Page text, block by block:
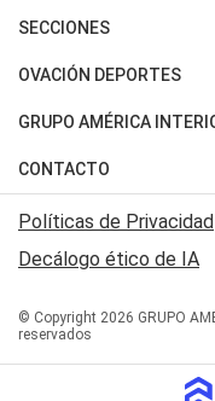
Últimas Noticias
Política
Judiciales
Economia
SECCIONES
Horóscopo
Motores
Trucos caseros
Series y Películas
Edictos y Solicitadas
OVACIÓN DEPORTES
Fútbol
Mundial
Automovilismo
Rugby
Básquet
GRUPO AMÉRICA
Canal 7 en Vivo
San Juan 8
CONTACTO
Acerca de Nosotros
Contactanos
Políticas de Privacidad
Decálogo ético de IA
© Copyright 2026 GRUPO
reservados